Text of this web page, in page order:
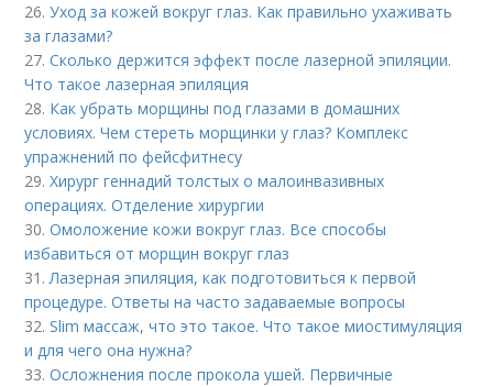
26.Уход за кожей вокруг глаз. Как правильно ухаживать
за глазами?
27.Сколько держится эффект после лазерной эпиляции.
Что такое лазерная эпиляция
28. Как убрать морщины под глазами в домашних
условиях. Чем стереть морщинки у глаз? Комплекс
упражнений по фейсфитнесу
29.Хирург геннадий толстых о малоинвазивных
операциях. Отделение хирургии
30.Омоложение кожи вокруг глаз. Все способы
избавиться от морщин вокруг глаз
31.Лазерная эпиляция, как подготовиться к первой
процедуре. Ответы на часто задаваемые вопросы
32.Slim массаж, что это такое. Что такое миостимуляция
и для чего она нужна?
33.Осложнения после прокола ушей. Первичные